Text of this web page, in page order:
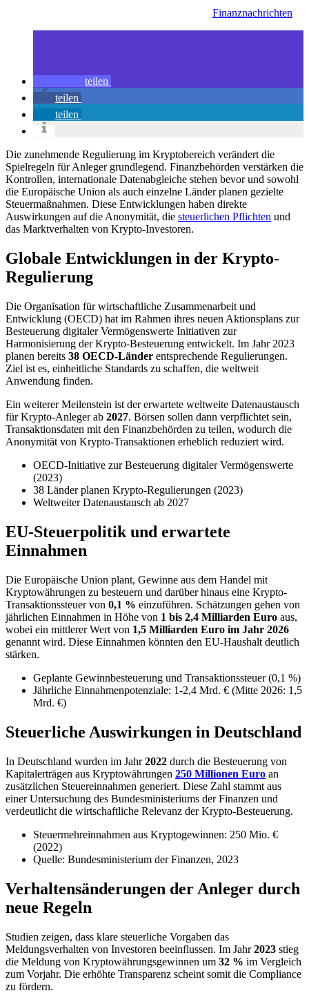
Finanznachrichten
teilen
teilen
teilen
Die zunehmende Regulierung im Kryptobereich verändert die
Spielregeln für Anleger grundlegend. Finanzbehörden verstärken die
Kontrollen, internationale Datenabgleiche stehen bevor und sowohl
die Europäische Union als auch einzelne Länder planen gezielte
Steuermaßnahmen. Diese Entwicklungen haben direkte
Auswirkungen auf die Anonymität, die steuerlichen Pflichten und
das Marktverhalten von Krypto-Investoren.
Globale Entwicklungen in der Krypto-
Regulierung
Die Organisation für wirtschaftliche Zusammenarbeit und
Entwicklung (OECD) hat im Rahmen ihres neuen Aktionsplans zur
Besteuerung digitaler Vermögenswerte Initiativen zur
Harmonisierung der Krypto-Besteuerung entwickelt. Im Jahr 2023
planen bereits 38 OECD-Länder entsprechende Regulierungen.
Ziel ist es, einheitliche Standards zu schaffen, die weltweit
Anwendung finden.
Ein weiterer Meilenstein ist der erwartete weltweite Datenaustausch
für Krypto-Anleger ab 2027. Börsen sollen dann verpflichtet sein,
Transaktionsdaten mit den Finanzbehörden zu teilen, wodurch die
Anonymität von Krypto-Transaktionen erheblich reduziert wird.
OECD-Initiative zur Besteuerung digitaler Vermögenswerte
(2023)
38 Länder planen Krypto-Regulierungen (2023)
Weltweiter Datenaustausch ab 2027
EU-Steuerpolitik und erwartete
Einnahmen
Die Europäische Union plant, Gewinne aus dem Handel mit
Kryptowährungen zu besteuern und darüber hinaus eine Krypto-
Transaktionssteuer von 0,1 % einzuführen. Schätzungen gehen von
jährlichen Einnahmen in Höhe von 1 bis 2,4 Milliarden Euro aus,
wobei ein mittlerer Wert von 1,5 Milliarden Euro im Jahr 2026
genannt wird. Diese Einnahmen könnten den EU-Haushalt deutlich
stärken.
Geplante Gewinnbesteuerung und Transaktionssteuer (0,1 %)
Jährliche Einnahmenpotenziale: 1-2,4 Mrd. € (Mitte 2026: 1,5
Mrd. €)
Steuerliche Auswirkungen in Deutschland
In Deutschland wurden im Jahr2022 durch die Besteuerung von
Kapitalerträgen aus Kryptowährungen 250 Millionen Euro an
zusätzlichen Steuereinnahmen generiert. Diese Zahl stammt aus
einer Untersuchung des Bundesministeriums der Finanzen und
verdeutlicht die wirtschaftliche Relevanz der Krypto-Besteuerung.
Steuermehreinnahmen aus Kryptogewinnen: 250 Mio. €
(2022)
Quelle: Bundesministerium der Finanzen, 2023
Verhaltensänderungen der Anleger durch
neue Regeln
Studien zeigen, dass klare steuerliche Vorgaben das
Meldungsverhalten von Investoren beeinflussen. Im Jahr2023 stieg
die Meldung von Kryptowährungsgewinnen um 32 % im Vergleich
zum Vorjahr. Die erhöhte Transparenz scheint somit die Compliance
zu fördern.